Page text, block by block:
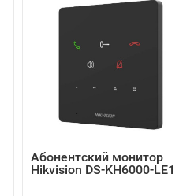
Абонентский монитор
Hikvision DS-KH6000-LE1